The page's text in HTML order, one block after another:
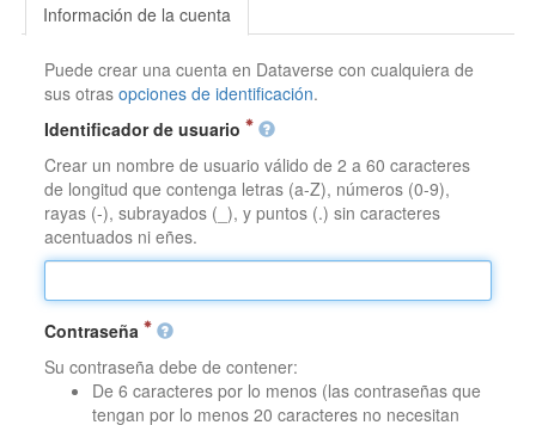
Información de la cuenta
Puede crear una cuenta en Dataverse con cualquiera de
sus otrasopciones de identificación.
Identificador de usuario
Crear un nombre de usuario válido de 2 a 60 caracteres
de longitud que contenga letras (a-Z), números (0-9),
rayas (-), subrayados (_), y puntos (.) sin caracteres
acentuados ni eñes.
Contraseña
Su contraseña debe de contener:
De 6 caracteres por lo menos (las contraseñas que
tengan por lo menos 20 caracteres no necesitan